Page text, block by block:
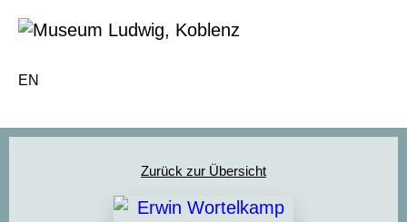
EN
Zurück zur Übersicht